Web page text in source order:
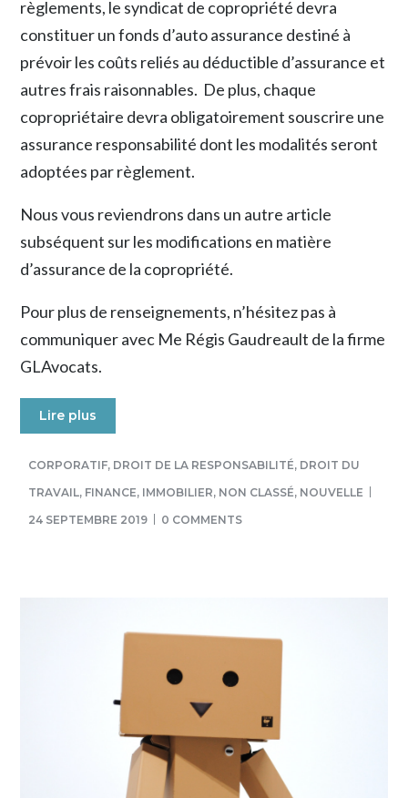
règlements, le syndicat de copropriété devra
constituer un fonds d’auto assurance destiné à
prévoir les coûts reliés au déductible d’assurance et
autres frais raisonnables. De plus, chaque
copropriétaire devra obligatoirement souscrire une
assurance responsabilité dont les modalités seront
adoptées par règlement.
Nous vous reviendrons dans un autre article
subséquent sur les modifications en matière
d’assurance de la copropriété.
Pour plus de renseignements, n’hésitez pas à
communiquer avec Me Régis Gaudreault de la firme
GLAvocats.
Lire plus
CORPORATIF, DROIT DE LA RESPONSABILITÉ, DROIT DU
TRAVAIL, FINANCE, IMMOBILIER, NON CLASSÉ, NOUVELLE
24 SEPTEMBRE 2019
0 COMMENTS